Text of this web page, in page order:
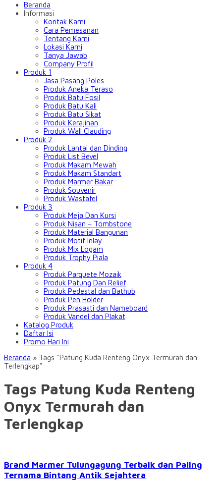
Beranda
Informasi
Kontak Kami
Cara Pemesanan
Tentang Kami
Lokasi Kami
Tanya Jawab
Company Profil
Produk 1
Jasa Pasang Poles
Produk Aneka Teraso
Produk Batu Fosil
Produk Batu Kali
Produk Batu Sikat
Produk Kerajinan
Produk Wall Clauding
Produk 2
Produk Lantai dan Dinding
Produk List Bevel
Produk Makam Mewah
Produk Makam Standart
Produk Marmer Bakar
Produk Souvenir
Produk Wastafel
Produk 3
Produk Meja Dan Kursi
Produk Nisan – Tombstone
Produk Material Bangunan
Produk Motif Inlay
Produk Mix Logam
Produk Trophy Piala
Produk 4
Produk Parquete Mozaik
Produk Patung Dan Relief
Produk Pedestal dan Bathub
Produk Pen Holder
Produk Prasasti dan Nameboard
Produk Vandel dan Plakat
Katalog Produk
Daftar Isi
Promo Hari Ini
Beranda » Tags "Patung Kuda Renteng Onyx Termurah dan
Terlengkap"
Tags Patung Kuda Renteng
Onyx Termurah dan
Terlengkap
Brand Marmer Tulungagung Terbaik dan Paling
Ternama Bintang Antik Sejahtera